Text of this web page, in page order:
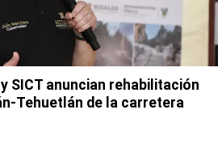
SICT anuncian rehabilitación
Tehuetlán de la carretera